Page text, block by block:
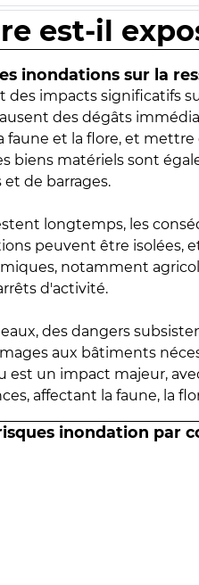
est-il
inondations sur la
des impacts significatifs
des dégâts
faune et la flore, et
biens matériels sont
de barrages.
longtemps, les
peuvent être isolées,
notamment
d'activité.
des dangers
aux bâtiments
est un impact majeur,
affectant la faune, la
inondation par